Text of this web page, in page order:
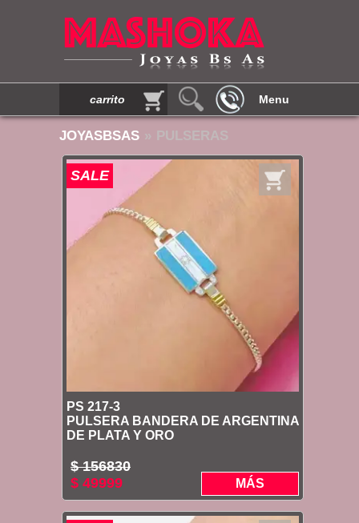
carrito Menu
JOYASBSAS » PULSERAS
SALE
PS 217-3
PULSERA BANDERA DE ARGENTINA
DE PLATA Y ORO
$ 156830
$ 49999
MÁS